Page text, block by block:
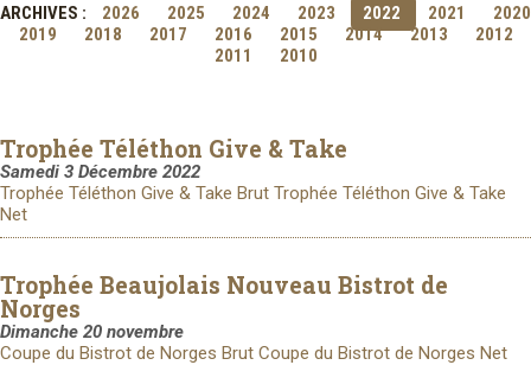
ARCHIVES : 2026 2025 2024 2023 2022 2021
2020
2019
2018 2017 2016 2015 2014 2013
2012
2011
2010
Trophée Téléthon Give & Take
Samedi 3 Décembre 2022
Trophée Téléthon Give & Take Brut Trophée Téléthon Give & Take
Net
Trophée Beaujolais Nouveau Bistrot de
Norges
Dimanche 20 novembre
Coupe du Bistrot de Norges Brut Coupe du Bistrot de Norges Net